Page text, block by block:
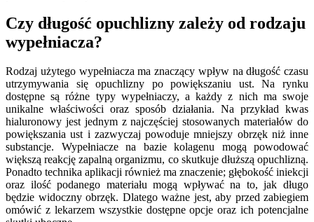
Czy długość opuchlizny zależy od rodzaju
wypełniacza?
Rodzaj użytego wypełniacza ma znaczący wpływ na długość czasu
utrzymywania się opuchlizny po powiększaniu ust. Na rynku
dostępne są różne typy wypełniaczy, a każdy z nich ma swoje
unikalne właściwości oraz sposób działania. Na przykład kwas
hialuronowy jest jednym z najczęściej stosowanych materiałów do
powiększania ust i zazwyczaj powoduje mniejszy obrzęk niż inne
substancje. Wypełniacze na bazie kolagenu mogą powodować
większą reakcję zapalną organizmu, co skutkuje dłuższą opuchlizną.
Ponadto technika aplikacji również ma znaczenie; głębokość iniekcji
oraz ilość podanego materiału mogą wpływać na to, jak długo
będzie widoczny obrzęk. Dlatego ważne jest, aby przed zabiegiem
omówić z lekarzem wszystkie dostępne opcje oraz ich potencjalne